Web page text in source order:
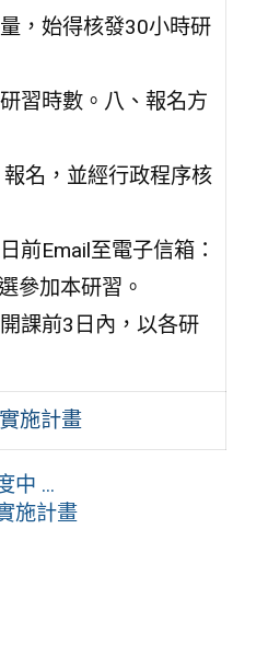
，始得核發30小時研
習時數。八、報名方
名，並經行政程序核
前Email至電子信箱：
參加本研習。
課前3日內，以各研
施計畫
中 ...
施計畫